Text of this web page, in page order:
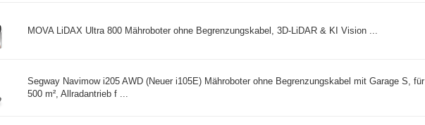
MOVA LiDAX Ultra 800 Mähroboter ohne Begrenzungskabel, 3D-LiDAR & KI Vision ...
Segway Navimow i205 AWD (Neuer i105E) Mähroboter ohne Begrenzungskabel mit Garage S, für
500 m², Allradantrieb f ...